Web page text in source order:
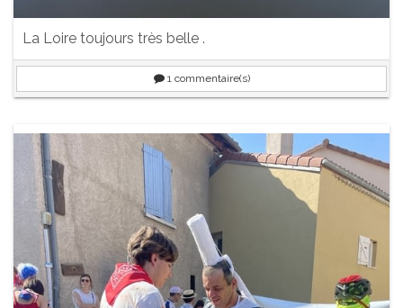
La Loire toujours très belle .
1commentaire(s)